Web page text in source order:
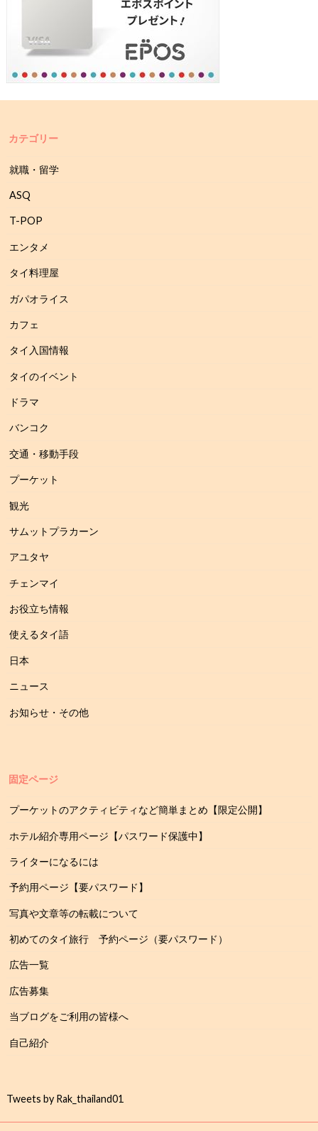
カテゴリー
就職・留学
ASQ
T-POP
エンタメ
タイ料理屋
ガパオライス
カフェ
タイ入国情報
タイのイベント
ドラマ
バンコク
交通・移動手段
プーケット
観光
サムットプラカーン
アユタヤ
チェンマイ
お役立ち情報
使えるタイ語
日本
ニュース
お知らせ・その他
固定ページ
プーケットのアクティビティなど簡単まとめ【限定公開】
ホテル紹介専用ページ【パスワード保護中】
ライターになるには
予約用ページ【要パスワード】
写真や文章等の転載について
初めてのタイ旅行 予約ページ（要パスワード）
広告一覧
広告募集
当ブログをご利用の皆様へ
自己紹介
Tweets by Rak_thailand01